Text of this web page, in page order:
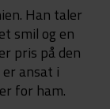
Han taler
smil og en
pris på den
ansat i
for ham.